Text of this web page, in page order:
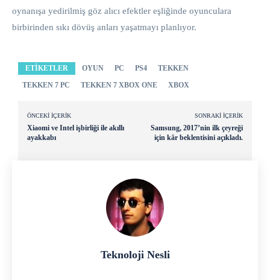
oynanışa yedirilmiş göz alıcı efektler eşliğinde oyunculara
birbirinden sıkı dövüş anları yaşatmayı planlıyor.
ETIKETLER OYUN PC PS4
TEKKEN
TEKKEN 7 PC
TEKKEN 7 XBOX ONE XBOX
ÖNCEKI İÇERIK
Xiaomi ve Intel işbirliği ile akıllı
ayakkabı
SONRAKI İÇERIK
Samsung, 2017’nin ilk çeyreği
için kâr beklentisini açıkladı.
Teknoloji Nesli